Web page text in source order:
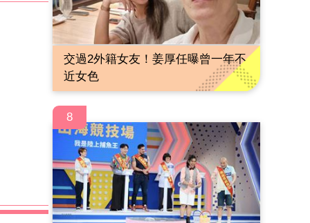
交過2外籍女友！姜厚任曝曾一年不
近女色
8